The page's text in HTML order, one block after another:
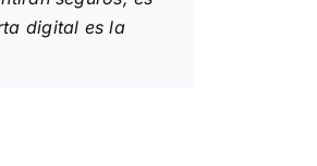
digital es la